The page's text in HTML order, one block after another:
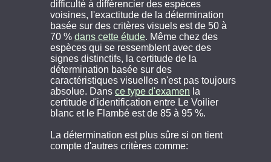
difficulté à différencier des espèces
voisines, l'exactitude de la détermination
basée sur des critères visuels est de 50 à
70 % dans cette étude. Même chez des
espèces qui se ressemblent avec des
signes distinctifs, la certitude de la
détermination basée sur des
caractéristiques visuelles n'est pas toujours
absolue. Dans ce type d'examen la
certitude d'identification entre Le Voilier
blanc et le Flambé est de 85 à 95 %.
La détermination est plus sûre si on tient
compte d'autres critères comme: